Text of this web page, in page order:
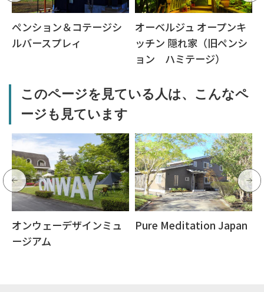
ペンション＆コテージシ
ルバースプレィ
オーベルジュ オープンキ
ッチン 隠れ家（旧ペンシ
ョン ハミテージ）
このページを見ている人は、こんなペ
ージも見ています
オンウェーデザインミュ
ージアム
Pure Meditation Japan